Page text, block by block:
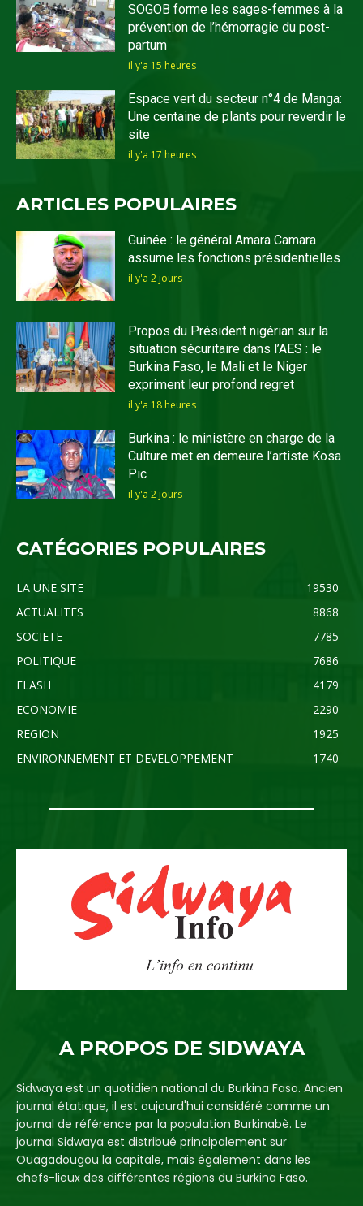
SOGOB forme les sages-femmes à la
prévention de l’hémorragie du post-
partum
il y'a 15 heures
Espace vert du secteur n°4 de Manga:
Une centaine de plants pour reverdir le
site
il y'a 17 heures
ARTICLES POPULAIRES
Guinée : le général Amara Camara
assume les fonctions présidentielles
il y'a 2 jours
Propos du Président nigérian sur la
situation sécuritaire dans l’AES : le
Burkina Faso, le Mali et le Niger
expriment leur profond regret
il y'a 18 heures
Burkina : le ministère en charge de la
Culture met en demeure l’artiste Kosa
Pic
il y'a 2 jours
CATÉGORIES POPULAIRES
LA UNE SITE
19530
ACTUALITES
8868
SOCIETE
7785
POLITIQUE
7686
FLASH
4179
ECONOMIE
2290
REGION
1925
ENVIRONNEMENT ET DEVELOPPEMENT
1740
A PROPOS DE SIDWAYA
Sidwaya est un quotidien national du Burkina Faso. Ancien
journal étatique, il est aujourd'hui considéré comme un
journal de référence par la population Burkinabè. Le
journal Sidwaya est distribué principalement sur
Ouagadougou la capitale, mais également dans les
chefs-lieux des différentes régions du Burkina Faso.